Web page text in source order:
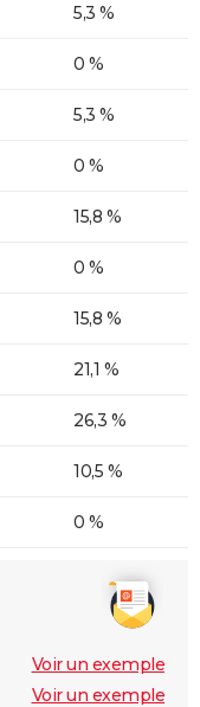
5,3 %
0 %
5,3 %
0 %
15,8 %
0 %
15,8 %
21,1 %
26,3 %
10,5 %
0 %
Voir un exemple
Voir un exemple